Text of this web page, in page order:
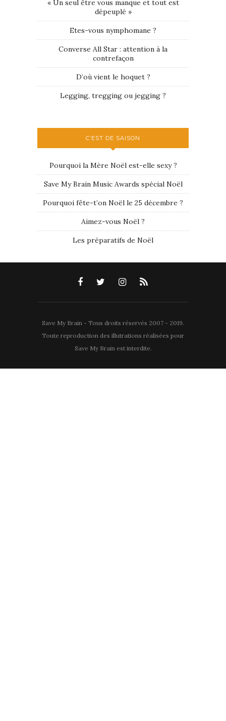
« Un seul être vous manque et tout est
dépeuplé »
Etes-vous nymphomane ?
Converse All Star : attention à la
contrefaçon
D’où vient le hoquet ?
Legging, tregging ou jegging ?
C’EST DE SAISON
Pourquoi la Mère Noël est-elle sexy ?
Save My Brain Music Awards spécial Noël
Pourquoi fête-t’on Noël le 25 décembre ?
Aimez-vous Noël ?
Les préparatifs de Noël
Save My Brain - Tous droits réservés 2007 - 2019.
Toute reproduction des illutrations réalisées pour
Save My Brain est interdite.